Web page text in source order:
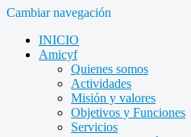
Cambiar navegación
INICIO
Amicyf
Quienes somos
Actividades
Misión y valores
Objetivos y Funciones
Servicios